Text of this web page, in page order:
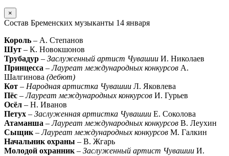
×
Состав Бременских музыканты 14 января
Король – А. Степанов
Шут – К. Новокшонов
Трубадур – Заслуженный артист Чувашии И. Николаев
Принцесса –Лауреат международных конкурсов А.
Шалгинова (дебют)
Кот – Народная артистка Чувашии Л. Яковлева
Пёс –Лауреат международных конкурсов И. Гурьев
Осёл – Н. Иванов
Петух – Заслуженная артистка Чувашии Е. Соколова
Атаманша –Лауреат международных конкурсов В. Леухин
Сыщик –Лауреат международных конкурсов М. Галкин
Начальник охраны – В. Жгарь
Молодой охранник – Заслуженный артист Чувашии И.